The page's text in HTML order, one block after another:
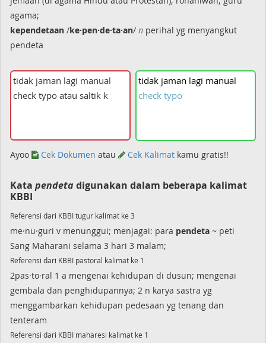
agama;
kependetaan /ke·pen·de·ta·an/ n perihal yg menyangkut
pendeta
tidak jaman lagi manual
check typo
Ayoo Cek Dokumen atau Cek Kalimat kamu gratis!!
Kata pendetadigunakan dalam beberapa kalimat
KBBI
Referensi dari KBBI tugur kalimat ke 3
me·nu·guri v menunggui; menjagai: para pendeta ~ peti
Sang Maharani selama 3 hari 3 malam;
Referensi dari KBBI pastoral kalimat ke 1
2pas·to·ral 1 a mengenai kehidupan di dusun; mengenai
gembala dan penghidupannya; 2 n karya sastra yg
menggambarkan kehidupan pedesaan yg tenang dan
tenteram
Referensi dari KBBI maharesi kalimat ke 1